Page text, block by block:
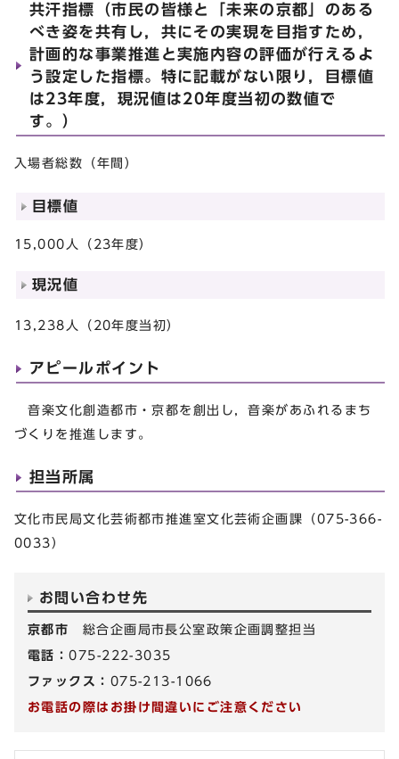
共汗指標（市民の皆様と「未来の京都」のある
べき姿を共有し，共にその実現を目指すため，
計画的な事業推進と実施内容の評価が行えるよ
う設定した指標。特に記載がない限り，目標値
は23年度，現況値は20年度当初の数値で
す。）
入場者総数（年間）
目標値
15,000人（23年度）
現況値
13,238人（20年度当初）
アピールポイント
音楽文化創造都市・京都を創出し，音楽があふれるまち
づくりを推進します。
担当所属
文化市民局文化芸術都市推進室文化芸術企画課（075-366-
0033）
お問い合わせ先
京都市 総合企画局市長公室政策企画調整担当
電話：075-222-3035
ファックス： 075-213-1066
お電話の際はお掛け間違いにご注意ください